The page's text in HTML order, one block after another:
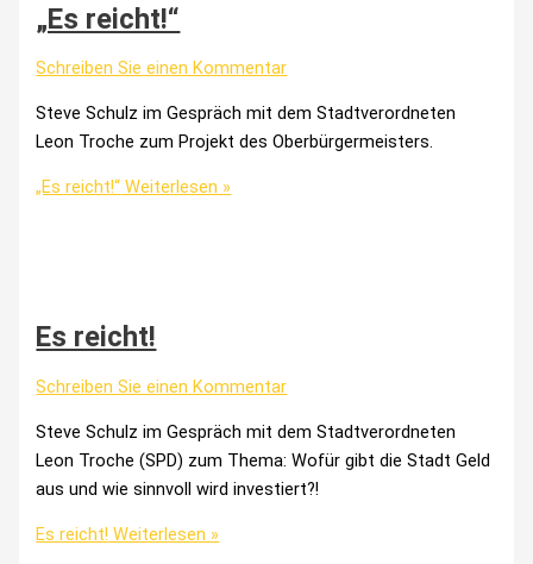
„Es reicht!“
Schreiben Sie einen Kommentar
Steve Schulz im Gespräch mit dem Stadtverordneten
Leon Troche zum Projekt des Oberbürgermeisters.
„Es reicht!“ Weiterlesen »
Es reicht!
Schreiben Sie einen Kommentar
Steve Schulz im Gespräch mit dem Stadtverordneten
Leon Troche (SPD) zum Thema: Wofür gibt die Stadt Geld
aus und wie sinnvoll wird investiert?!
Es reicht! Weiterlesen »